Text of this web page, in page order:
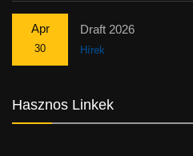
Apr
30
Draft 2026
Hírek
Hasznos Linkek